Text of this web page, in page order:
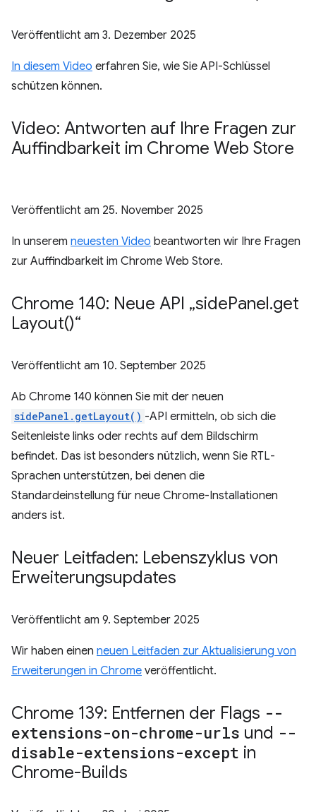
Veröffentlicht am 3. Dezember 2025
In diesem Video erfahren Sie, wie Sie API-Schlüssel
schützen können.
Video: Antworten auf Ihre Fragen zur
Auffindbarkeit im Chrome Web Store
Veröffentlicht am 25. November 2025
In unserem neuesten Video beantworten wir Ihre Fragen
zur Auffindbarkeit im Chrome Web Store.
Chrome 140: Neue API „sidePanel.get
Layout()“
Veröffentlicht am 10. September 2025
Ab Chrome 140 können Sie mit der neuen
sidePanel.getLayout() -API ermitteln, ob sich die
Seitenleiste links oder rechts auf dem Bildschirm
befindet. Das ist besonders nützlich, wenn Sie RTL-
Sprachen unterstützen, bei denen die
Standardeinstellung für neue Chrome-Installationen
anders ist.
Neuer Leitfaden: Lebenszyklus von
Erweiterungsupdates
Veröffentlicht am 9. September 2025
Wir haben einen neuen Leitfaden zur Aktualisierung von
Erweiterungen in Chrome veröffentlicht.
Chrome 139: Entfernen der Flags --
extensions-on-chrome-urls und --
disable-extensions-except in
Chrome-Builds